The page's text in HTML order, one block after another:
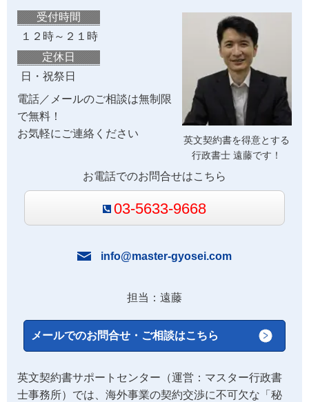
英文契約書を得意とする
行政書士 遠藤です！
受付時間
１２時～２１時
定休日
日・祝祭日
電話／メールのご相談は無制限
で無料！
お気軽にご連絡ください
お電話でのお問合せはこちら
03-5633-9668
info@master-gyosei.com
担当：遠藤
メールでのお問合せ・ご相談はこちら
英文契約書サポートセンター（運営：マスター行政書
士事務所）では、海外事業の契約交渉に不可欠な「秘